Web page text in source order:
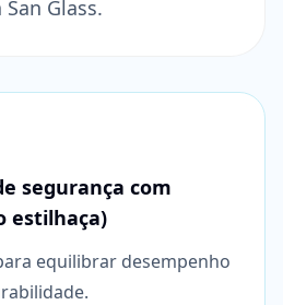
Glass.
segurança com
estilhaça)
equilibrar desempenho